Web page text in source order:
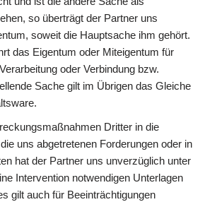
so überträgt der Partner uns
soweit die Hauptsache ihm gehört.
das Eigentum oder Miteigentum für
oder Verbindung bzw.
Sache gilt im Übrigen das Gleiche
Dritter in die
uns abgetretenen Forderungen oder in
hat der Partner uns unverzüglich unter
Intervention notwendigen Unterlagen
gilt auch für Beeinträchtigungen